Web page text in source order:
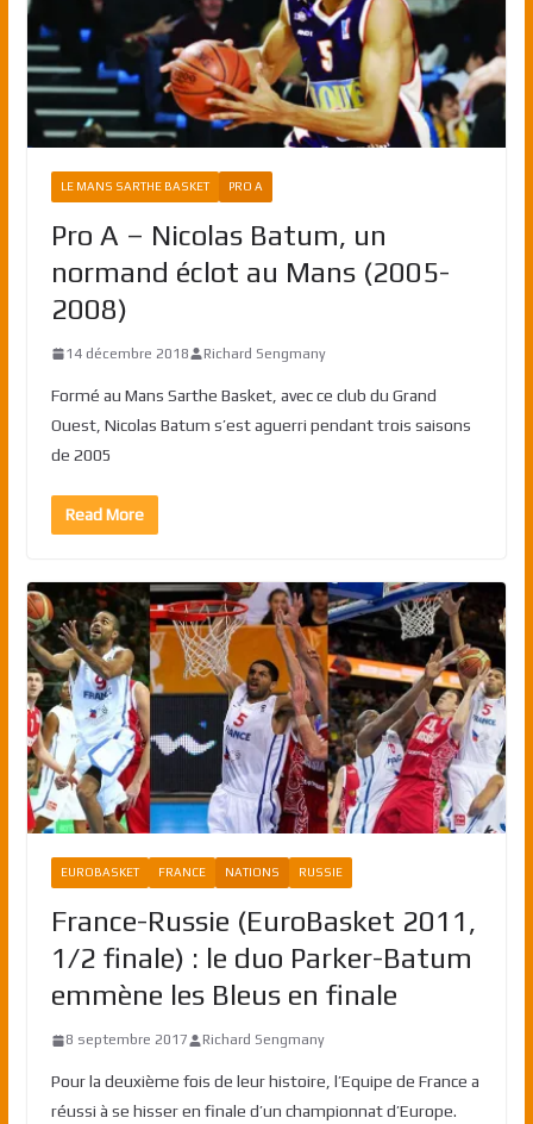
LE MANS SARTHE BASKET PRO A
Pro A – Nicolas Batum, un
normand éclot au Mans (2005-
2008)
14 décembre 2018 Richard Sengmany
Formé au Mans Sarthe Basket, avec ce club du Grand
Ouest, Nicolas Batum s’est aguerri pendant trois saisons
de 2005
Read More
EUROBASKET FRANCE NATIONS RUSSIE
France-Russie (EuroBasket 2011,
1/2 finale) : le duo Parker-Batum
emmène les Bleus en finale
8 septembre 2017 Richard Sengmany
Pour la deuxième fois de leur histoire, l’Equipe de France a
réussi à se hisser en finale d’un championnat d’Europe.